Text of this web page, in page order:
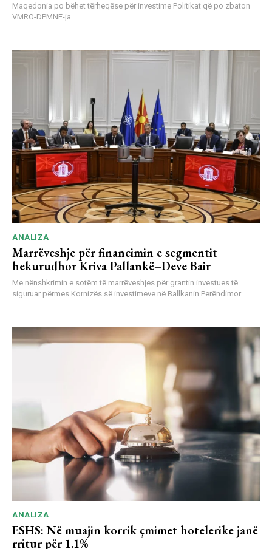
Maqedonia po bëhet tërheqëse për investime Politikat që po zbaton
VMRO-DPMNE-ja...
ANALIZA
Marrëveshje për financimin e segmentit
hekurudhor Kriva Pallankë–Deve Bair
Me nënshkrimin e sotëm të marrëveshjes për grantin investues të
siguruar përmes Kornizës së investimeve në Ballkanin Perëndimor...
ANALIZA
ESHS: Në muajin korrik çmimet hotelerike janë
rritur për 1.1%